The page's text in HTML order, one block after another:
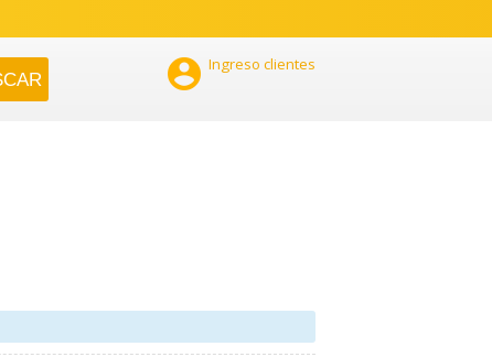
 Ingreso clientes